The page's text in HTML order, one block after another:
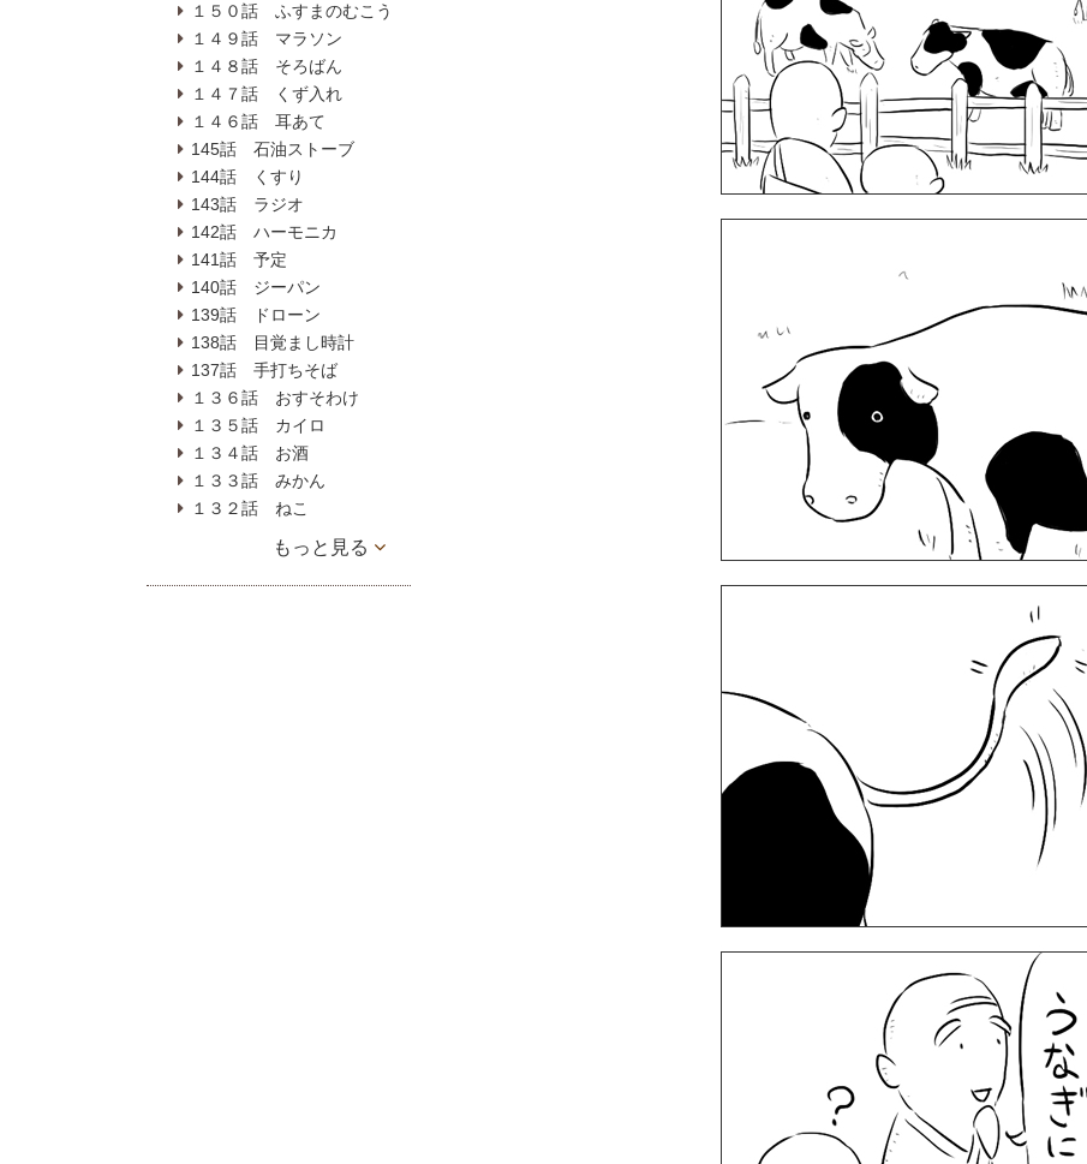
１５０話 ふすまのむこう
１４９話 マラソン
１４８話 そろばん
１４７話 くず入れ
１４６話 耳あて
145話 石油ストーブ
144話 くすり
143話 ラジオ
142話 ハーモニカ
141話 予定
140話 ジーパン
139話 ドローン
138話 目覚まし時計
137話 手打ちそば
１３６話 おすそわけ
１３５話 カイロ
１３４話 お酒
１３３話 みかん
１３２話 ねこ
もっと見る